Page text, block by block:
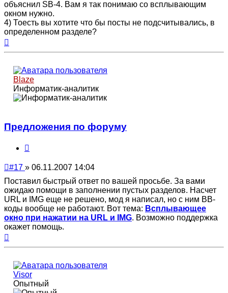
объяснил SB-4. Вам я так понимаю со всплывающим
окном нужно.
4) Тоесть вы хотите что бы посты не подсчитывались, в
определенном разделе?
Blaze
Информатик-аналитик
Предложения по форуму
Непрочитанное
#17 » 06.11.2007 14:04
Поставил быстрый ответ по вашей просьбе. За вами
ожидаю помощи в заполнении пустых разделов. Насчет
URL и IMG еще не решено, мод я написал, но с ним BB-
коды вообще не работают. Вот тема: Всплывающее
окно при нажатии на URL и IMG. Возможно поддержка
окажет помощь.
Visor
Опытный